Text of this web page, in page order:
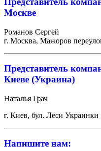
Москве
Романов Сергей
г. Москва, Мажоров
Представитель
Киеве (Украина)
Наталья Грач
г. Киев, бул. Леси Украинки
Напишите нам: